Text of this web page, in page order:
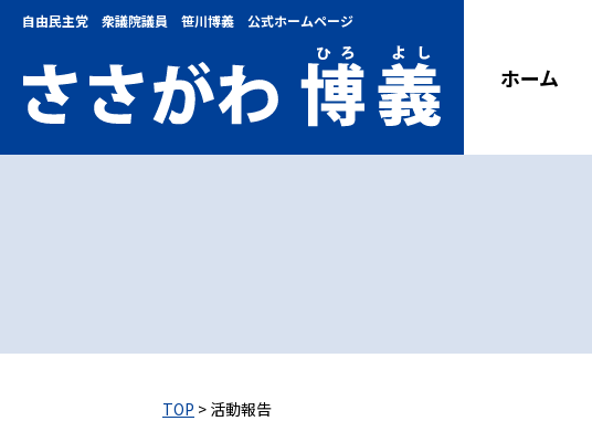
自由民主党 衆議院議員 笹川博義 公式ホームページ
ホーム
TOP > 活動報告